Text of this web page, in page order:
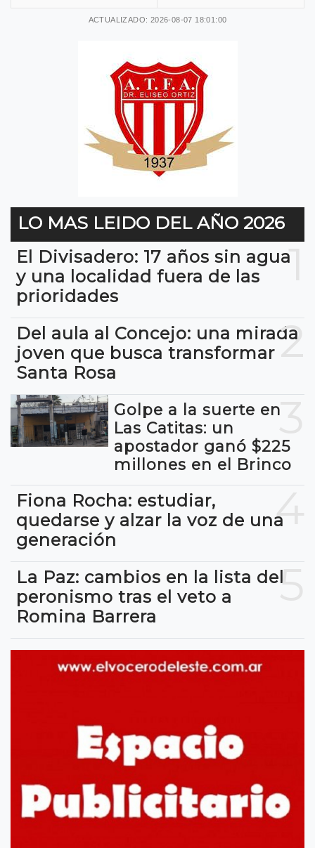
ACTUALIZADO: 2026-08-07 18:01:00
LO MAS LEIDO DEL AÑO 2026
1
El Divisadero: 17 años sin agua
y una localidad fuera de las
prioridades
2
Del aula al Concejo: una mirada
joven que busca transformar
Santa Rosa
3
Golpe a la suerte en
Las Catitas: un
apostador ganó $225
millones en el Brinco
4
Fiona Rocha: estudiar,
quedarse y alzar la voz de una
generación
5
La Paz: cambios en la lista del
peronismo tras el veto a
Romina Barrera